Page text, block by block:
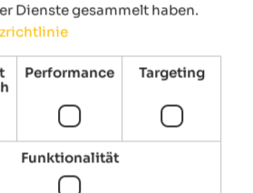
wunderschöne woche in der
Raffl ist so eine tolle gastgeberin. alles
raffl immer in guter erinnerung
2024
Dienste gesammelt haben.
Performance Targeting
Funktionalität